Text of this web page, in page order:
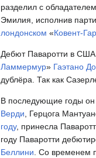
разделил с
Эмилия, исполнив
лондонском «Ковент-
Дебют Паваротти в США
Ламмермур» Гаэтано
дублёра. Так как
В последующие годы он
Верди, Герцога
году, принесла
году Паваротти
Беллини. Со временем